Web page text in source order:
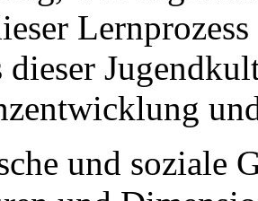
und soziale